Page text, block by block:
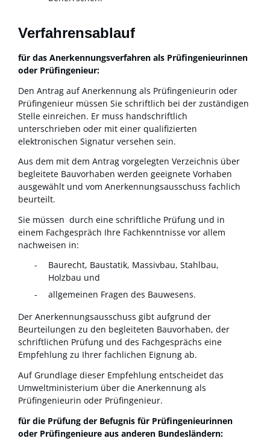
Verfahrensablauf
für das Anerkennungsverfahren als Prüfingenieurinnen
oder Prüfingenieur:
Den Antrag auf Anerkennung als Prüfingenieurin oder
Prüfingenieur müssen Sie schriftlich bei der zuständigen
Stelle einreichen. Er muss handschriftlich
unterschrieben oder mit einer qualifizierten
elektronischen Signatur versehen sein.
Aus dem mit dem Antrag vorgelegten Verzeichnis über
begleitete Bauvorhaben werden geeignete Vorhaben
ausgewählt und vom Anerkennungsausschuss fachlich
beurteilt.
Sie müssen durch eine schriftliche Prüfung und in
einem Fachgespräch Ihre Fachkenntnisse vor allem
nachweisen in:
Baurecht, Baustatik, Massivbau, Stahlbau,
Holzbau und
allgemeinen Fragen des Bauwesens.
Der Anerkennungsausschuss gibt aufgrund der
Beurteilungen zu den begleiteten Bauvorhaben, der
schriftlichen Prüfung und des Fachgesprächs eine
Empfehlung zu Ihrer fachlichen Eignung ab.
Auf Grundlage dieser Empfehlung entscheidet das
Umweltministerium über die Anerkennung als
Prüfingenieurin oder Prüfingenieur.
für die Prüfung der Befugnis für Prüfingenieurinnen
oder Prüfingenieure aus anderen Bundesländern: